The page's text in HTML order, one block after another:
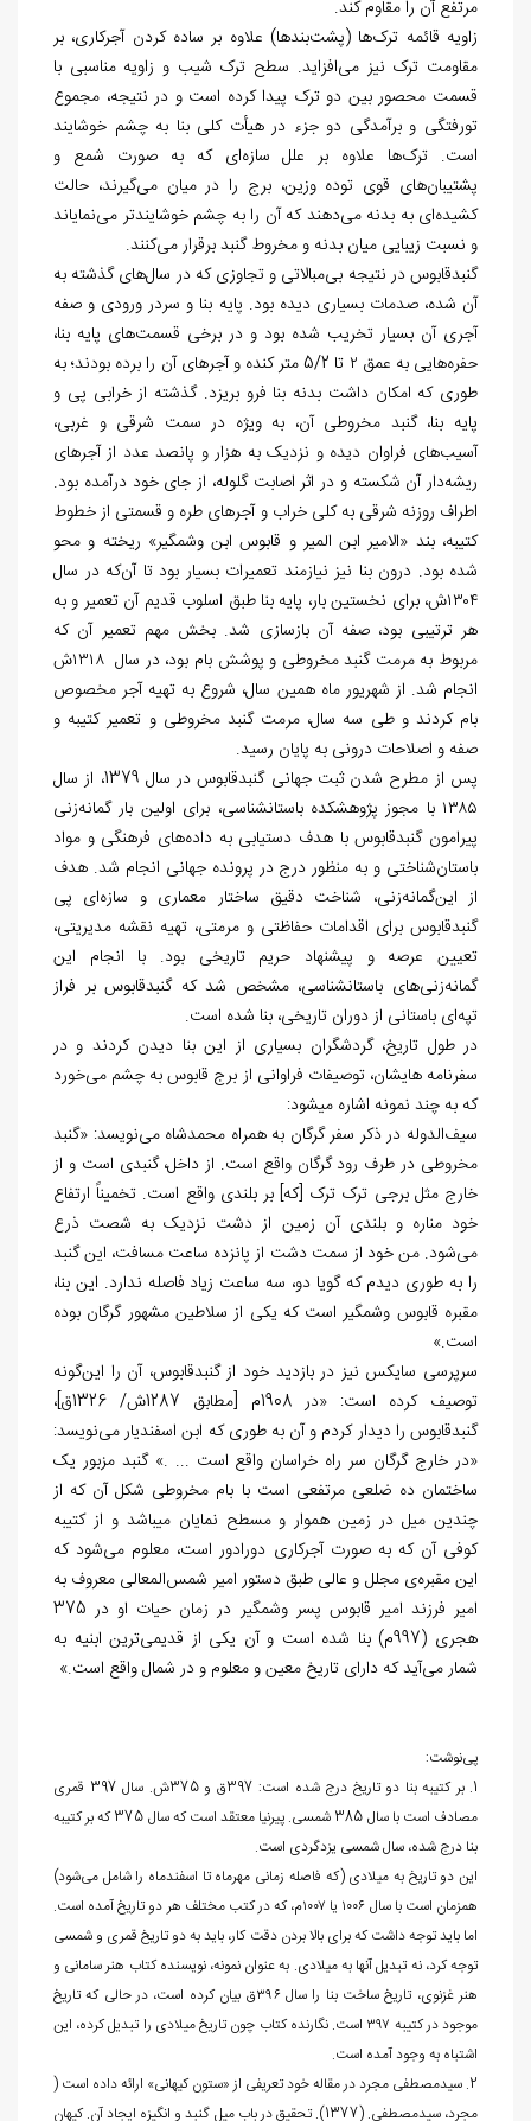
مرتفع آن را مقاوم کند.
زاویه قائمه ترک‌ها (پشت‌بندها) علاوه بر ساده کردن آجرکاری، بر
مقاومت ترک نیز می‌افزاید. سطح ترک شیب و زاویه مناسبی با
قسمت محصور بین دو ترک پیدا کرده ‌است و در نتیجه، مجموع
تورفتگی و برآمدگی دو جزء در هیأت کلی بنا به چشم خوشایند
است. ترک‌ها علاوه بر علل سازه‌ای که به صورت شمع و
پشتیبان‌های قوی توده وزین، برج را در میان می‌گیرند، حالت
کشیده‌ای به بدنه می‌دهند که آن را به چشم خوشایندتر می‌نمایاند
و نسبت زیبایی میان بدنه و مخروط گنبد برقرار می‌کنند.
گنبدقابوس در نتیجه بی‌مبالاتی و تجاوزی که در سال‌های گذشته به
آن شده، صدمات بسیاری دیده بود. پایه بنا و سردر ورودی و صفه
آجری آن بسیار تخریب شده بود و در برخی قسمت‌های پایه بنا،
حفره‌هایی به عمق ۲ تا 5/2 متر کنده و آجرهای آن را برده بودند؛ به
طوری که امکان داشت بدنه بنا فرو بریزد. گذشته از خرابی پی و
پایه بنا، گنبد مخروطی آن، به ویژه در سمت شرقی و غربی،
آسیب‌های فراوان دیده و نزدیک به هزار و پانصد عدد از آجرهای
ریشه‌دار آن شکسته و در اثر اصابت گلوله، از جای خود درآمده بود.
اطراف روزنه شرقی به کلی خراب و آجرهای طره و قسمتی از خطوط
کتیبه، بند «الامیر ابن المیر و قابوس ابن وشمگیر» ریخته و محو
شده بود. درون بنا نیز نیازمند تعمیرات بسیار بود تا آن‌که در سال
۱۳۰۴ش، برای نخستین بار، پایه بنا طبق اسلوب قدیم آن تعمیر و به
هر ترتیبی بود، صفه آن بازسازی شد. بخش مهم تعمیر آن که
مربوط به مرمت گنبد مخروطی و پوشش بام بود، در سال ۱۳۱۸ش
انجام شد. از شهریور ماه همین سال، شروع به تهیه آجر مخصوص
بام کردند و طی سه سال، مرمت گنبد مخروطی و تعمیر کتیبه و
صفه و اصلاحات درونی به پایان رسید.
پس از مطرح شدن ثبت جهانی گنبدقابوس در سال 1379، از سال
۱۳۸۵ با مجوز پژوهشکده باستان‏شناسی، برای اولین بار گمانه‌زنی
پیرامون گنبدقابوس با هدف دستیابی به داده‌های فرهنگی و مواد
باستان‌شناختی و به منظور درج در پرونده جهانی انجام شد. هدف
از این‌گمانه‌زنی، شناخت دقیق ساختار معماری و سازه‌ای پی
گنبدقابوس برای اقدامات حفاظتی و مرمتی، تهیه نقشه مدیریتی،
تعیین عرصه و پیشنهاد حریم تاریخی بود. با انجام این
گمانه‌زنی‌های باستان‏شناسی، مشخص شد که گنبدقابوس بر فراز
تپه‌ای باستانی از دوران تاریخی، بنا شده است.
در طول تاریخ، گردشگران بسیاری از این بنا دیدن کردند و در
سفرنامه هایشان، توصیفات فراوانی از برج قابوس به چشم می‌خورد
که به چند نمونه اشاره می‏شود:
سیف‌الدوله در ذکر سفر گرگان به همراه محمدشاه می‌نویسد: «گنبد
مخروطی در طرف رود گرگان واقع است. از داخل، گنبدی است و از
خارج مثل برجی ترک ترک [که] بر بلندی واقع است. تخمیناً ارتفاع
خود مناره و بلندی آن زمین از دشت نزدیک به شصت ذرع
می‌شود. من خود از سمت دشت از پانزده ساعت مسافت، این گنبد
را به طوری دیدم که گویا دو، سه ساعت زیاد فاصله ندارد. این بنا،
مقبره قابوس وشمگیر است که یکی از سلاطین مشهور گرگان بوده
است.»
سرپرسی سایکس نیز در بازدید خود از گنبدقابوس، آن را این‌گونه
توصیف کرده است: «در 1908م [مطابق 1287ش/ 1326ق]،
گنبدقابوس را دیدار کردم و آن به طوری که ابن اسفندیار می‌نویسد:
«در خارج گرگان سر راه خراسان واقع است ... .» گنبد مزبور یک
ساختمان ده ضلعی مرتفعی است با بام مخروطی شکل آن که از
چندین میل در زمین هموار و مسطح نمایان می‏باشد و از کتیبه
کوفی آن که به صورت آجرکاری دورادور است، معلوم می‌شود که
این مقبره‌ی مجلل و عالی طبق دستور امیر شمس‌المعالی معروف به
امیر فرزند امیر قابوس پسر وشمگیر در زمان حیات او در 375
هجری (997م) بنا شده است و آن یکی از قدیمی‌ترین ابنیه به
شمار می‌آید که دارای تاریخ معین و معلوم و در شمال واقع است.»
پی‌نوشت:
1. بر کتیبه بنا دو تاریخ درج شده است: 397ق و 375ش. سال 397 قمری
مصادف است با سال 385 شمسی. پیرنیا معتقد است که سال 375 که بر کتیبه
بنا درج شده، سال شمسی یزدگردی است.
این دو تاریخ به میلادی (که فاصله زمانی مهرماه تا اسفندماه را شامل می‌شود)
هم‏زمان است با سال ۱۰۰۶ یا ۱۰۰۷م، که در کتب مختلف هر دو تاریخ آمده است.
اما باید توجه داشت که برای بالا بردن دقت کار، باید به دو تاریخ قمری و شمسی
توجه کرد، نه تبدیل آن‏ها به میلادی. به عنوان نمونه، نویسنده کتاب هنر سامانی و
هنر غزنوی، تاریخ ساخت بنا را سال ۳۹۶ق بیان کرده است، در حالی که تاریخ
موجود در کتیبه ۳۹۷ است. نگارنده کتاب چون تاریخ میلادی را تبدیل کرده، این
اشتباه به وجود آمده است.
2. سیدمصطفی مجرد در مقاله خود تعریفی از «ستون کیهانی» ارائه داده است (
مجرد، سیدمصطفی. (1377). تحقیق در باب میل گنبد و انگیزه ایجاد آن. کیهان